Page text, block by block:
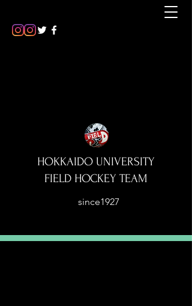
HOKKAIDO UNIVERSITY
FIELD HOCKEY TEAM
since1927